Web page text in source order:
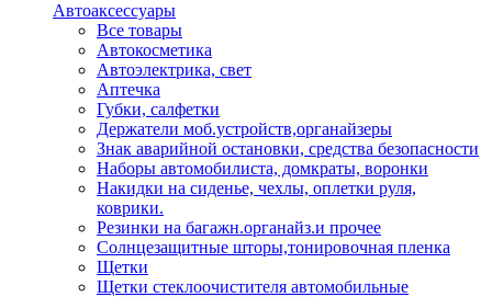
Автоаксессуары
Все товары
Автокосметика
Автоэлектрика, свет
Аптечка
Губки, салфетки
Держатели моб.устройств,органайзеры
Знак аварийной остановки, средства безопасности
Наборы автомобилиста, домкраты, воронки
Накидки на сиденье, чехлы, оплетки руля,
коврики.
Резинки на багажн.органайз.и прочее
Солнцезащитные шторы,тонировочная пленка
Щетки
Щетки стеклоочистителя автомобильные